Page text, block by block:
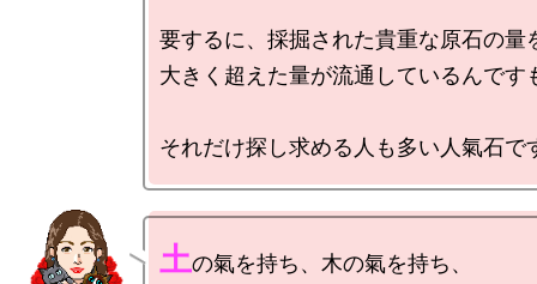
要するに、採掘された貴重な原石の量
大きく超えた量が流通しているんです
土の氣を持ち、木の氣を持ち、